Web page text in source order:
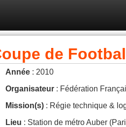
de
Année: 2010
Organisateur: Fédération
Mission(s): Régie technique &
Lieu : Station de métro Auber